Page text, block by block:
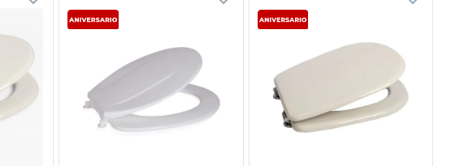
Vista rápida Vista rápida